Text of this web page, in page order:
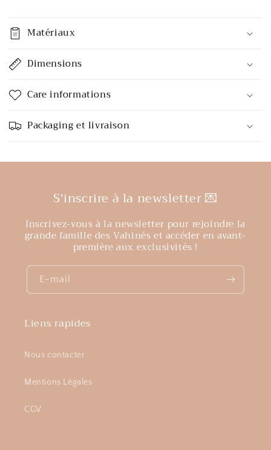
Matériaux
Dimensions
Care informations
Packaging et livraison
S'inscrire à la newsletter 💌
Inscrivez-vous à la newsletter pour rejoindre la
grande famille des Vahinés et accéder en avant-
première aux exclusivités !
E-mail
Liens rapides
Nous contacter
Mentions Légales
CGV